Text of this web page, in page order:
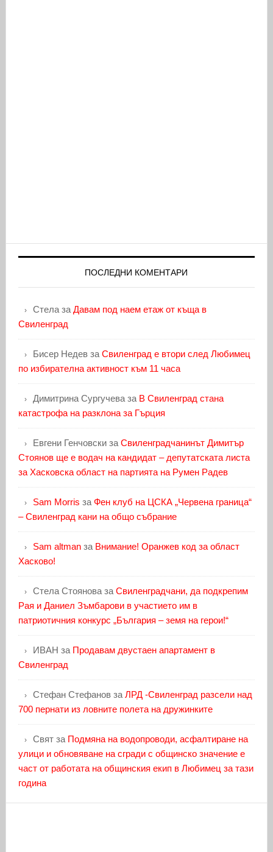
ПОСЛЕДНИ КОМЕНТАРИ
Стелаза Давам под наем етаж от къща в
Свиленград
Бисер Недевза Свиленград е втори след Любимец
по избирателна активност към 11 часа
Димитрина Сургучеваза В Свиленград стана
катастрофа на разклона за Гърция
Евгени Генчовскиза Свиленградчанинът Димитър
Стоянов ще е водач на кандидат – депутатската листа
за Хасковска област на партията на Румен Радев
Sam Morris за Фен клуб на ЦСКА „Червена граница“
– Свиленград кани на общо събрание
Sam altmanза Внимание! Оранжев код за област
Хасково!
Стела Стояноваза Свиленградчани, да подкрепим
Рая и Даниел Зъмбарови в участието им в
патриотичния конкурс „България – земя на герои!“
ИВАН за Продавам двустаен апартамент в
Свиленград
Стефан Стефановза ЛРД -Свиленград разсели над
700 пернати из ловните полета на дружинките
Святза Подмяна на водопроводи, асфалтиране на
улици и обновяване на сгради с общинско значение е
част от работата на общинския екип в Любимец за тази
година